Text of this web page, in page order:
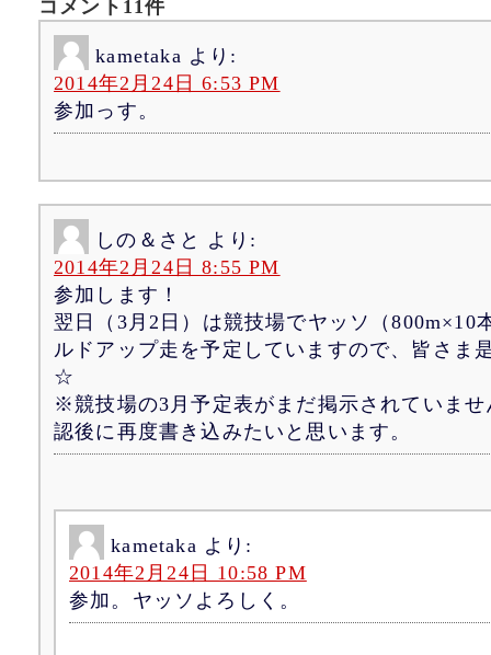
コメント11件
kametaka より:
2014年2月24日 6:53 PM
参加っす。
しの＆さと
より:
2014年2月24日 8:55 PM
参加します！
翌日（3月2日）は競技場でヤッソ（800m×10
ルドアップ走を予定していますので、皆さま
☆
※競技場の3月予定表がまだ掲示されていませ
認後に再度書き込みたいと思います。
kametaka より:
2014年2月24日 10:58 PM
参加。ヤッソよろしく。